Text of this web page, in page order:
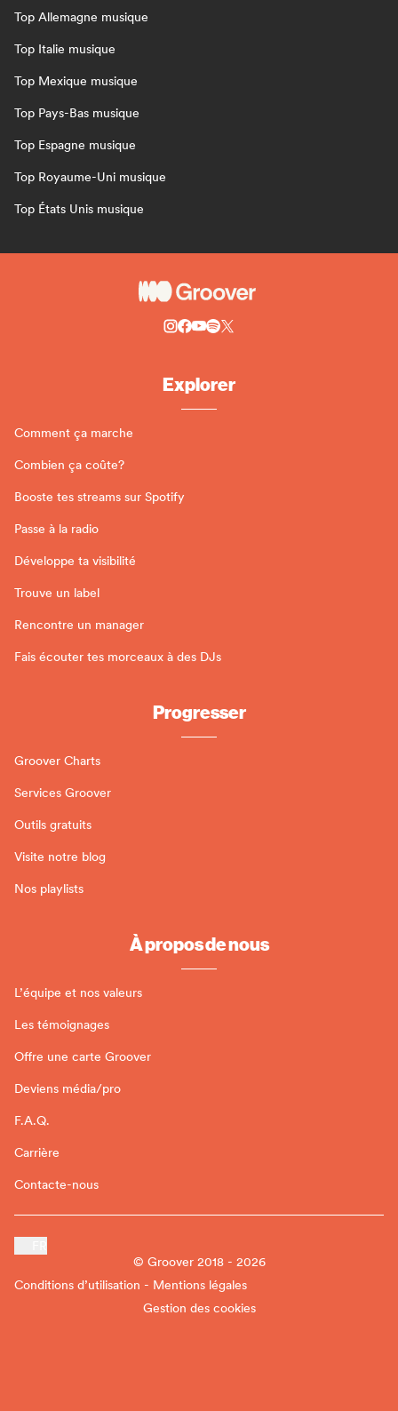
Top Allemagne musique
Top Italie musique
Top Mexique musique
Top Pays-Bas musique
Top Espagne musique
Top Royaume-Uni musique
Top États Unis musique
Explorer
Comment ça marche
Combien ça coûte?
Booste tes streams sur Spotify
Passe à la radio
Développe ta visibilité
Trouve un label
Rencontre un manager
Fais écouter tes morceaux à des DJs
Progresser
Groover Charts
Services Groover
Outils gratuits
Visite notre blog
Nos playlists
À propos de nous
L’équipe et nos valeurs
Les témoignages
Offre une carte Groover
Deviens média/pro
F.A.Q.
Carrière
Contacte-nous
© Groover 2018 - 2026
Conditions d’utilisation - Mentions légales
Gestion des cookies